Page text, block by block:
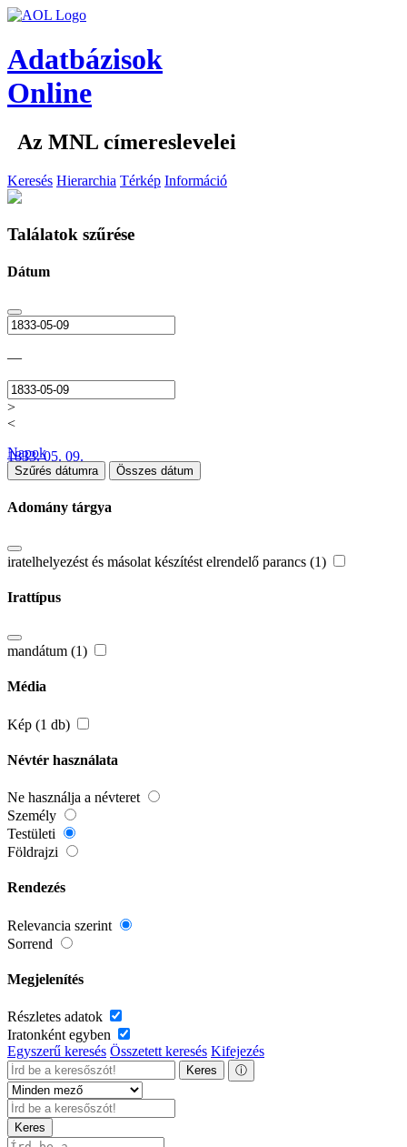
Adatbázisok
Online
Az MNL címereslevelei
Keresés Hierarchia Térkép Információ
Találatok szűrése
Dátum
—
>
<
1833. 05. 09.
Napok
Szűrés dátumra Összes dátum
Adomány tárgya
iratelhelyezést és másolat készítést elrendelő parancs (1)
Irattípus
mandátum (1)
Média
Kép (1 db)
Névtér használata
Ne használja a névteret
Személy
Testületi
Földrajzi
Rendezés
Relevancia szerint
Sorrend
Megjelenítés
Részletes adatok
Iratonként egyben
Egyszerű keresés Összetett keresés Kifejezés
Keres ⓘ
Keres